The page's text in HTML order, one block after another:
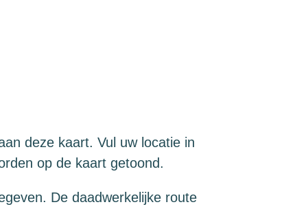
deze kaart. Vul uw locatie in
op de kaart getoond.
De daadwerkelijke route